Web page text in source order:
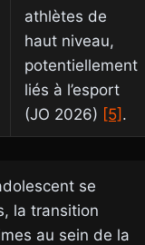
athlètes de
haut niveau,
potentiellement
liés à l’esport
(JO 2026) [5] .
se
la transition
au sein de la